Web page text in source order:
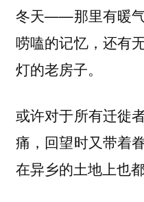
冬天——那里有暖
唠嗑的记忆，还有
灯的老房子。
或许对于所有迁徙
痛，回望时又带着
在异乡的土地上也